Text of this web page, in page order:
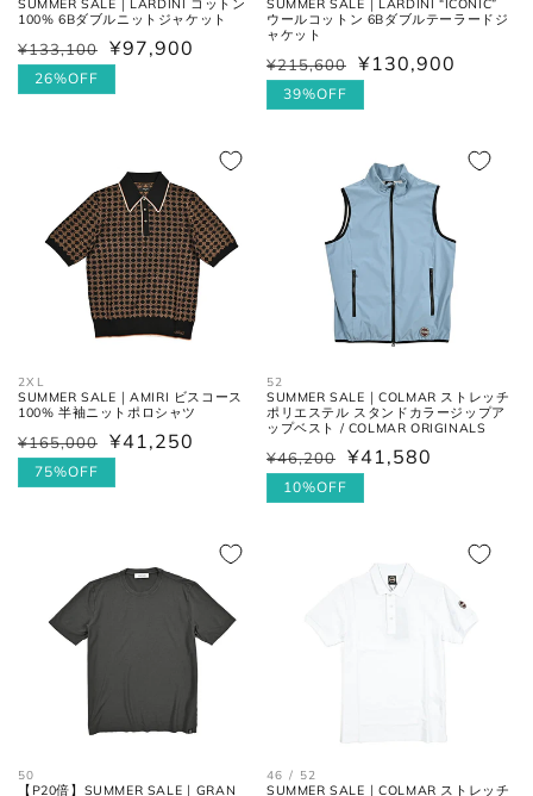
SUMMER SALE｜LARDINI コットン
100% 6Bダブルニットジャケット
通
常
¥133,100
セ
ー
¥97,900
26%OFF
SUMMER SALE｜LARDINI “ICONIC”
ウールコットン 6Bダブルテーラードジ
ャケット
通
常
¥215,600
セ
ー
¥130,900
39%OFF
2XL
SUMMER SALE｜AMIRI ビスコース
100% 半袖ニットポロシャツ
通
常
¥165,000
セ
ー
¥41,250
75%OFF
52
SUMMER SALE｜COLMAR ストレッチ
ポリエステル スタンドカラージップア
ップベスト / COLMAR ORIGINALS
通
常
¥46,200
セ
ー
¥41,580
10%OFF
50
【P20倍】SUMMER SALE｜GRAN
46 / 52
SUMMER SALE｜COLMAR ストレッチ
股下
股下の縫い目の交点から、内側の
シームに沿った裾までの長さ。
幅)
方向へ下がった位置の端と端を結
裾幅 裾の端と端を結んだ長さ。
全長 大剣と小剣の先端を結んだ長さ。
大剣の剣先幅。
アウトソールに沿って前後の先端
を結んだ長さ。
一番張り出しているアウトソール